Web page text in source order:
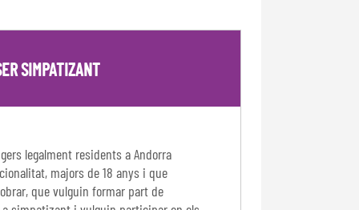
SIMPATIZANT
legalment residents a Andorra
majors de 18 anys i que
que vulguin formar part de